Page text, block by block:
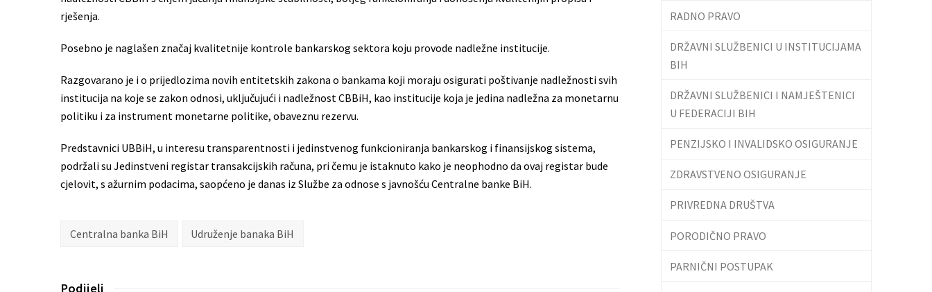
rješenja.
Posebno je naglašen značaj kvalitetnije kontrole bankarskog sektora koju provode nadležne institucije.
Razgovarano je i o prijedlozima novih entitetskih zakona o bankama koji moraju osigurati poštivanje nadležnosti svih
institucija na koje se zakon odnosi, uključujući i nadležnost CBBiH, kao institucije koja je jedina nadležna za monetarnu
politiku i za instrument monetarne politike, obaveznu rezervu.
Predstavnici UBBiH, u interesu transparentnosti i jedinstvenog funkcioniranja bankarskog i finansijskog sistema,
podržali su Jedinstveni registar transakcijskih računa, pri čemu je istaknuto kako je neophodno da ovaj registar bude
cjelovit, s ažurnim podacima, saopćeno je danas iz Službe za odnose s javnošću Centralne banke BiH.
Centralna banka BiH Udruženje banaka BiH
Podijeli
RADNO PRAVO
DRŽAVNI SLUŽBENICI U INSTITUCIJAMA
BIH
DRŽAVNI SLUŽBENICI I NAMJEŠTENICI
U FEDERACIJI BIH
PENZIJSKO I INVALIDSKO OSIGURANJE
ZDRAVSTVENO OSIGURANJE
PRIVREDNA DRUŠTVA
PORODIČNO PRAVO
PARNIČNI POSTUPAK